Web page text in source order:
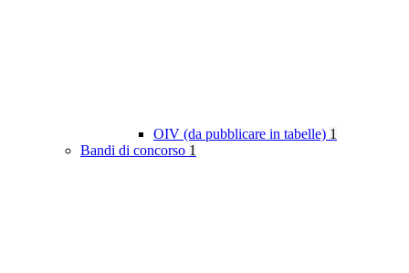
OIV (da pubblicare in tabelle) 1
Bandi di concorso 1